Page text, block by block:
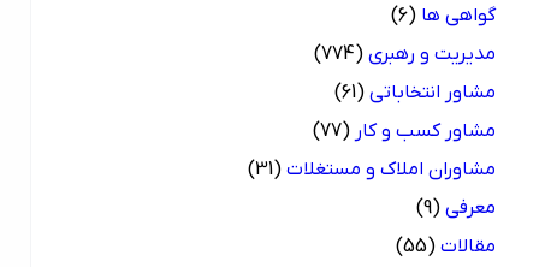
گواهی ها (6)
مدیریت و رهبری (774)
مشاور انتخاباتی (61)
مشاور کسب و کار (77)
مشاوران املاک و مستغلات (31)
معرفی (9)
مقالات (55)